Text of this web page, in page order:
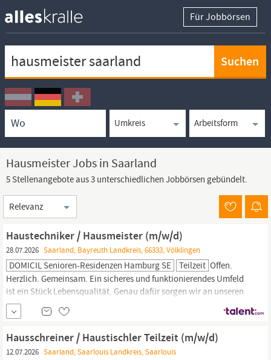
Für Jobbörsen
Ortssuche
Umkreissuche
Arbeitsform
Hausmeister Jobs in Saarland
5 Stellenangebote aus 3 unterschiedlichen Jobbörsen gebündelt.
Sortierung
Haustechniker / Hausmeister (m/w/d)
28.07.2026 Saarland, Bayreuth Landkreis, 66333, Völklingen
DOMICIL Senioren-Residenzen Hamburg SE Teilzeit Offen.
Herzlich. Gemeinsam. Ein sicheres und funktionierendes Umfeld
ist ein Stück Lebensqualität. Genau dafür sorgen wir an unseren
50 Standorten für unsere Bewohnerinnen und Bewohner. Sorge
für ein rundum wohnliches Umfeld und komm in unser Team als
Hausmeister
(m/w/d) Wir bieten dir: Pro Monat
50 € Gutschein über become.1 – du...
Hausschreiner / Haustischler Teilzeit (m/w/d)
12.07.2026 Saarland, Saarlouis Landkreis, Saarlouis